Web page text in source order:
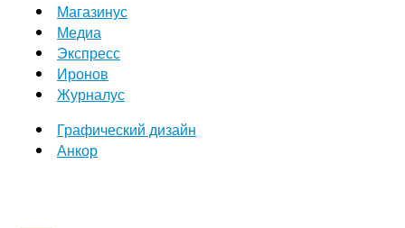
Магазинус
Медиа
Экспресс
Иронов
Журналус
Графический дизайн
Анкор